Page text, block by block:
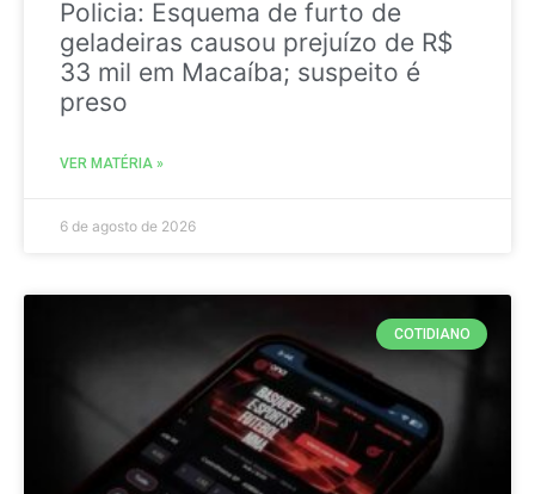
Policia: Esquema de furto de
geladeiras causou prejuízo de R$
33 mil em Macaíba; suspeito é
preso
VER MATÉRIA »
6 de agosto de 2026
COTIDIANO